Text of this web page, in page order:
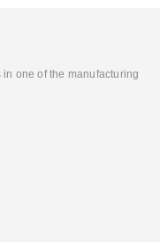
one of the manufacturing